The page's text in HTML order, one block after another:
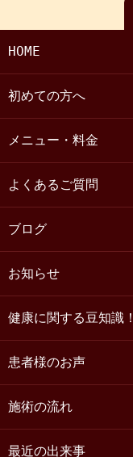
HOME
初めての方へ
メニュー・料金
よくあるご質問
ブログ
お知らせ
健康に関する豆知識！
患者様のお声
施術の流れ
最近の出来事